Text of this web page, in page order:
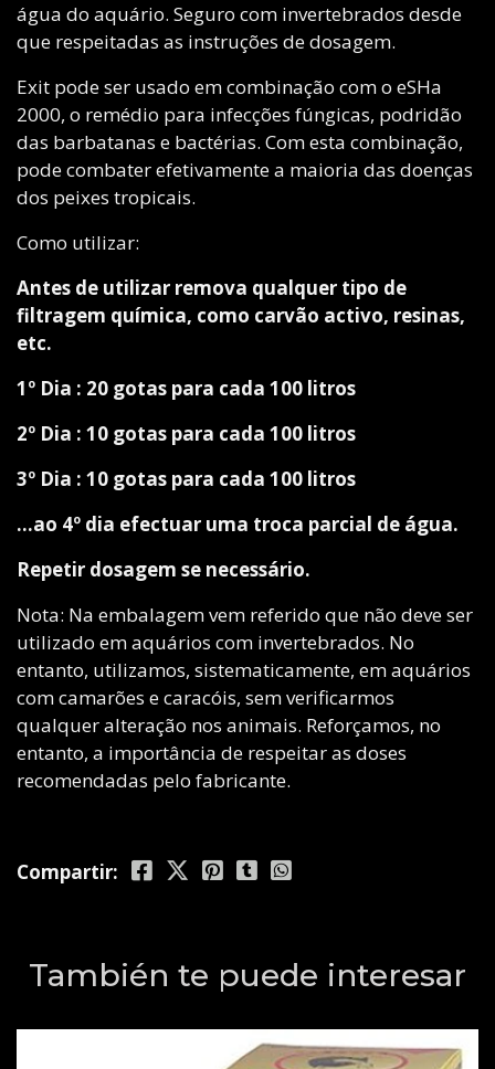
água do aquário. Seguro com invertebrados desde
que respeitadas as instruções de dosagem.
Exit pode ser usado em combinação com o eSHa
2000, o remédio para infecções fúngicas, podridão
das barbatanas e bactérias. Com esta combinação,
pode combater efetivamente a maioria das doenças
dos peixes tropicais.
Como utilizar:
Antes de utilizar remova qualquer tipo de
filtragem química, como carvão activo, resinas,
etc.
1º Dia : 20 gotas para cada 100 litros
2º Dia : 10 gotas para cada 100 litros
3º Dia : 10 gotas para cada 100 litros
...ao 4º dia efectuar uma troca parcial de água.
Repetir dosagem se necessário.
Nota: Na embalagem vem referido que não deve ser
utilizado em aquários com invertebrados. No
entanto, utilizamos, sistematicamente, em aquários
com camarões e caracóis, sem verificarmos
qualquer alteração nos animais. Reforçamos, no
entanto, a importância de respeitar as doses
recomendadas pelo fabricante.
Compartir:
También te puede interesar